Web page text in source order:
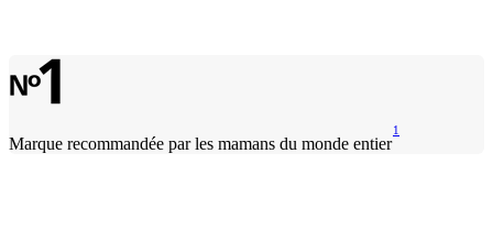
Marque recommandée par les mamans du monde entier
1